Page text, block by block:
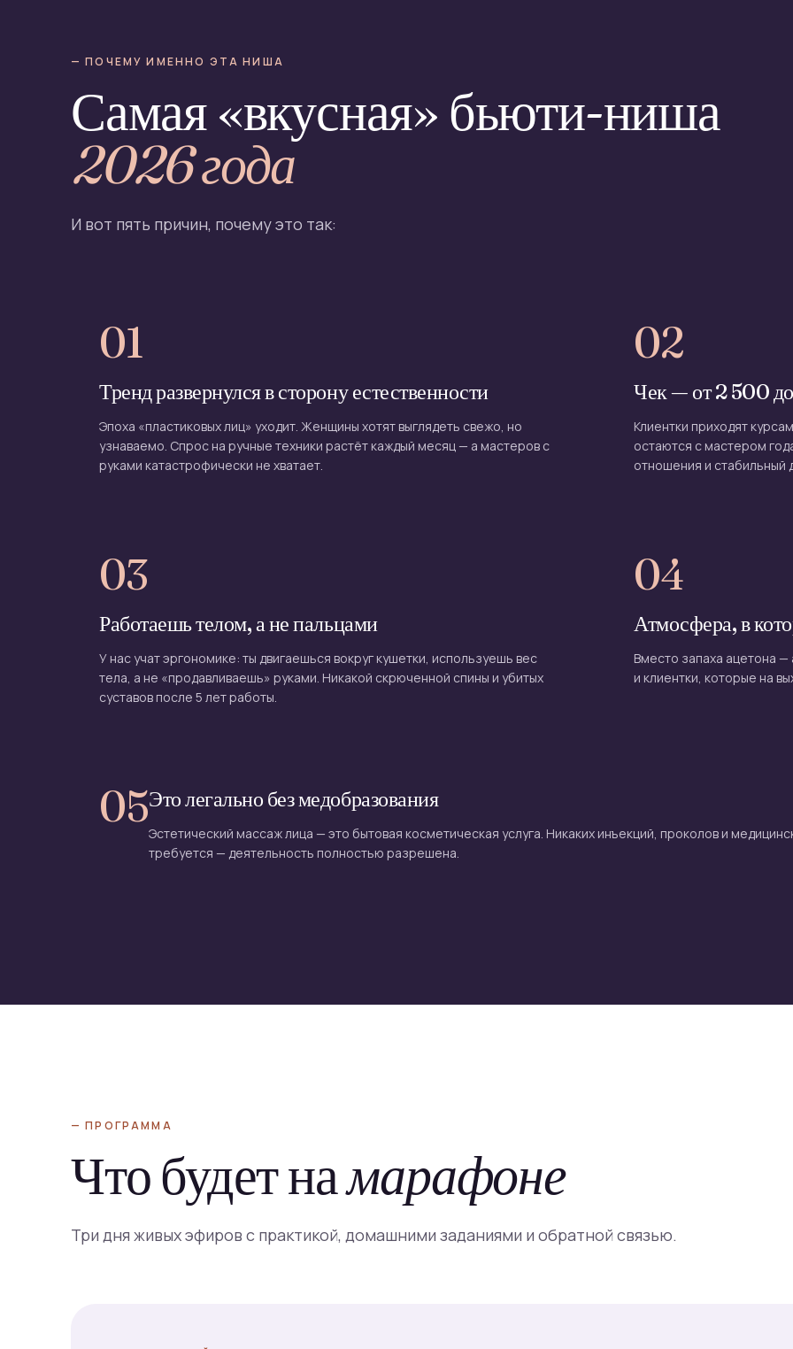
— ПОЧЕМУ ИМЕННО ЭТА НИША
Самая «вкусная» бьюти-ниша
2026 года
И вот пять причин, почему это так:
01
Тренд развернулся в сторону естественности
Эпоха «пластиковых лиц» уходит. Женщины хотят выглядеть свежо, но
узнаваемо. Спрос на ручные техники растёт каждый месяц — а мастеров с
руками катастрофически не хватает.
02
Чек — от 2 500
Клиентки приходят
остаются с мастером
отношения и стабильный
03
Работаешь телом, а не пальцами
У нас учат эргономике: ты двигаешься вокруг кушетки, используешь вес
тела, а не «продавливаешь» руками. Никакой скрюченной спины и убитых
суставов после 5 лет работы.
04
Атмосфера, в
Вместо запаха ацетона
и клиентки, которые на
05Это легально без медобразования
Эстетический массаж лица — это бытовая косметическая услуга. Никаких инъекций, проколов и
требуется — деятельность полностью разрешена.
— ПРОГРАММА
Что будет намарафоне
Три дня живых эфиров с практикой, домашними заданиями и обратной связью.